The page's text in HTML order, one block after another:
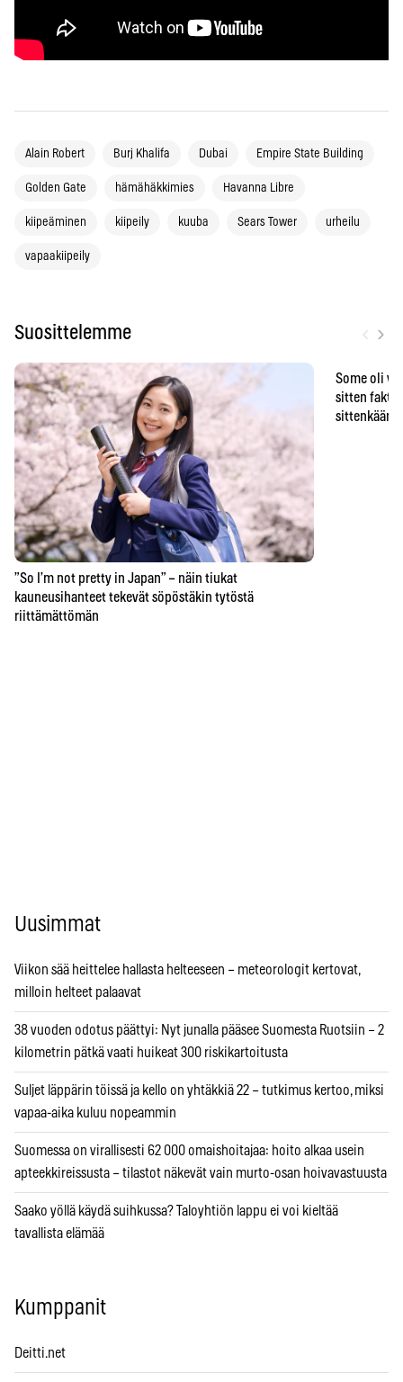
Alain Robert Burj Khalifa Dubai Empire State Building
Golden Gate hämähäkkimies Havanna Libre
kiipeäminen kiipeily kuuba Sears Tower urheilu
vapaakiipeily
Suosittelemme ›
”So I’m not pretty in Japan” – näin tiukat
kauneusihanteet tekevät söpöstäkin tytöstä
riittämättömän
Some oli
sitten
sittenkään
Uusimmat
Viikon sää heittelee hallasta helteeseen – meteorologit kertovat,
milloin helteet palaavat
38 vuoden odotus päättyi: Nyt junalla pääsee Suomesta Ruotsiin – 2
kilometrin pätkä vaati huikeat 300 riskikartoitusta
Suljet läppärin töissä ja kello on yhtäkkiä 22 – tutkimus kertoo, miksi
vapaa-aika kuluu nopeammin
Suomessa on virallisesti 62 000 omaishoitajaa: hoito alkaa usein
apteekkireissusta – tilastot näkevät vain murto-osan hoivavastuusta
Saako yöllä käydä suihkussa? Taloyhtiön lappu ei voi kieltää
tavallista elämää
Kumppanit
Deitti.net